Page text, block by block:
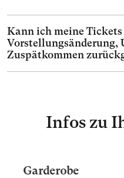
Kann ich meine Tickets
Vorstellungsänderung,
Zuspätkommen
Infos zu
Garderobe